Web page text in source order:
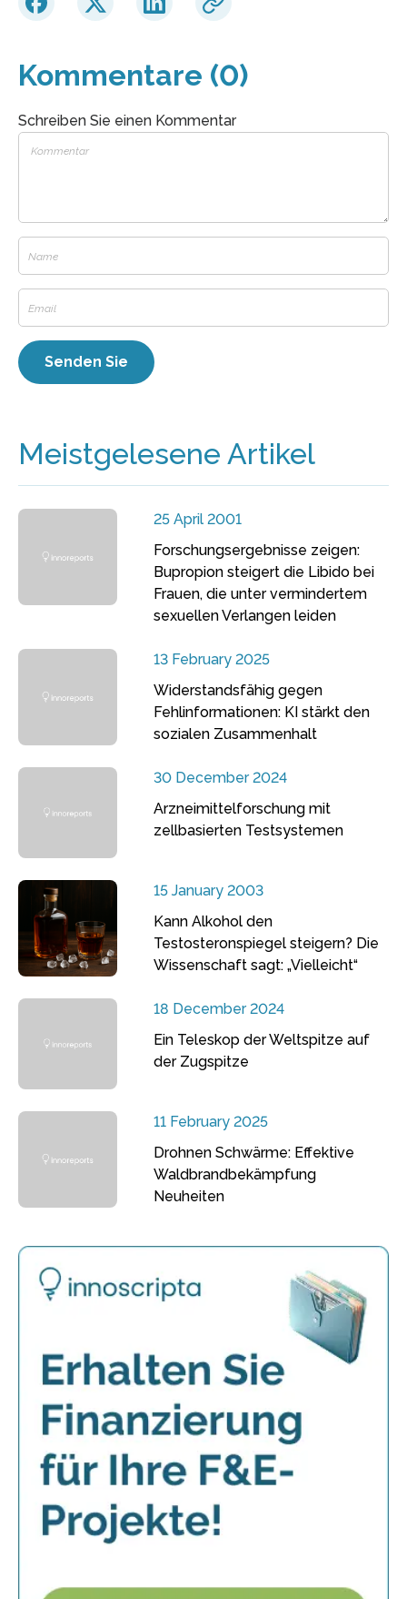
Kommentare (0)
Schreiben Sie einen Kommentar
Meistgelesene Artikel
25 April 2001
Forschungsergebnisse zeigen:
Bupropion steigert die Libido bei
Frauen, die unter vermindertem
sexuellen Verlangen leiden
13 February 2025
Widerstandsfähig gegen
Fehlinformationen: KI stärkt den
sozialen Zusammenhalt
30 December 2024
Arzneimittelforschung mit
zellbasierten Testsystemen
15 January 2003
Kann Alkohol den
Testosteronspiegel steigern? Die
Wissenschaft sagt: „Vielleicht“
18 December 2024
Ein Teleskop der Weltspitze auf
der Zugspitze
11 February 2025
Drohnen Schwärme: Effektive
Waldbrandbekämpfung
Neuheiten